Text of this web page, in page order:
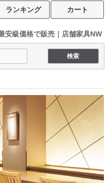
ランキング カート
安級価格で販売｜店舗家具NW